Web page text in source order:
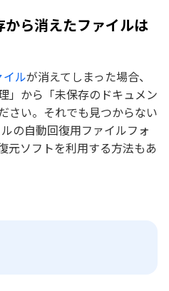
ら消えたファイルは
ルが消えてしまった場合、
」から「未保存のドキュメン
さい。それでも見つからない
の自動回復用ファイルフォ
元ソフトを利用する方法もあ